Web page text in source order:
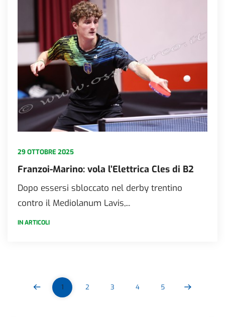
29 OTTOBRE 2025
Franzoi-Marino: vola l’Elettrica Cles di B2
Dopo essersi sbloccato nel derby trentino
contro il Mediolanum Lavis,...
IN ARTICOLI
1 2 3 4 5